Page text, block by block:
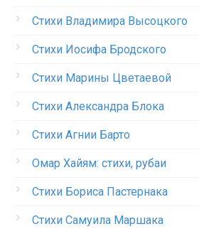
Стихи Владимира Высоцкого
Стихи Иосифа Бродского
Стихи Марины Цветаевой
Стихи Александра Блока
Стихи Агнии Барто
Омар Хайям: стихи, рубаи
Стихи Бориса Пастернака
Стихи Самуила Маршака